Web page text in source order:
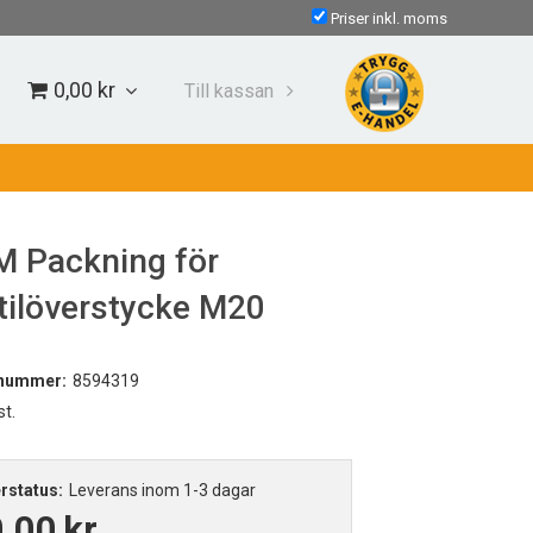
Priser inkl. moms
0,00 kr Till kassan
Packning för
M20
8594319
Leverans inom 1-3 dagar